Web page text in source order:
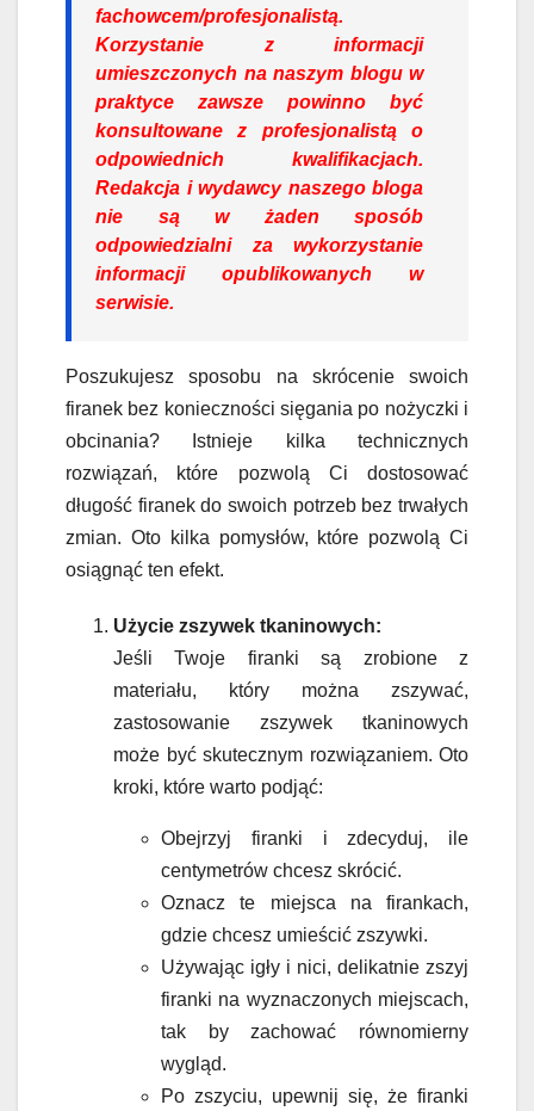
fachowcem/profesjonalistą.
Korzystanie z informacji
umieszczonych na naszym blogu w
praktyce zawsze powinno być
konsultowane z profesjonalistą o
odpowiednich kwalifikacjach.
Redakcja i wydawcy naszego bloga
nie są w żaden sposób
odpowiedzialni za wykorzystanie
informacji opublikowanych w
serwisie.
Poszukujesz sposobu na skrócenie swoich
firanek bez konieczności sięgania po nożyczki i
obcinania? Istnieje kilka technicznych
rozwiązań, które pozwolą Ci dostosować
długość firanek do swoich potrzeb bez trwałych
zmian. Oto kilka pomysłów, które pozwolą Ci
osiągnąć ten efekt.
Użycie zszywek tkaninowych:
Jeśli Twoje firanki są zrobione z
materiału, który można zszywać,
zastosowanie zszywek tkaninowych
może być skutecznym rozwiązaniem. Oto
kroki, które warto podjąć:
Obejrzyj firanki i zdecyduj, ile
centymetrów chcesz skrócić.
Oznacz te miejsca na firankach,
gdzie chcesz umieścić zszywki.
Używając igły i nici, delikatnie zszyj
firanki na wyznaczonych miejscach,
tak by zachować równomierny
wygląd.
Po zszyciu, upewnij się, że firanki